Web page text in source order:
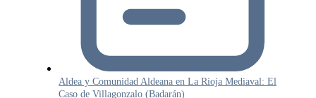
Aldea y Comunidad Aldeana en La Rioja Mediaval: El
Caso de Villagonzalo (Badarán)